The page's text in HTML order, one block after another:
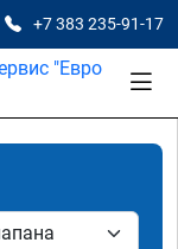
+7 383 235-91-17